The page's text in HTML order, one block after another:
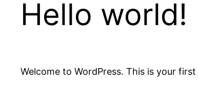
Hello world!
Welcome to WordPress. This is your